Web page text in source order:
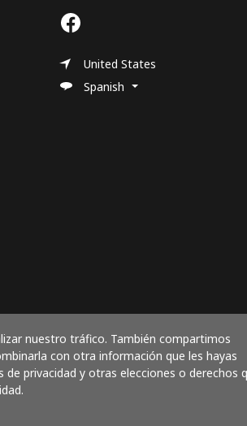
nuestro tráfico. También compartimos
con otra información que les hayas
privacidad y otras elecciones o derechos
United States
Spanish